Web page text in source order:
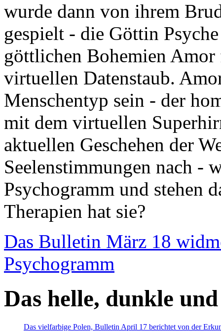
wurde dann von ihrem
gespielt - die Göttin
göttlichen Bohemien
virtuellen Datenstaub.
Menschentyp sein - der
mit dem virtuellen
aktuellen Geschehen der
Seelenstimmungen nach -
Psychogramm und stehen
Therapien hat sie?
Das Bulletin März 18
Psychogramm
Das helle, dunkle
Das vielfarbige Polen, Bulletin April 17 berichtet von der